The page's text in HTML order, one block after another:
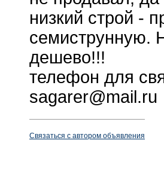
низкий строй -
семиструнную.
дешево!!!
телефон для
sagarer@mail.ru
Связаться с автором объявления